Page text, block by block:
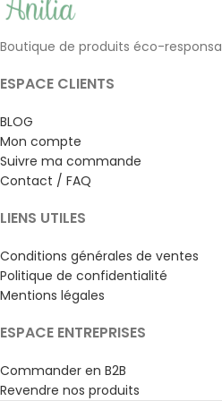
Boutique de produits éco-
ESPACE CLIENTS
BLOG
Mon compte
Suivre ma commande
Contact / FAQ
LIENS UTILES
Conditions générales de ventes
Politique de confidentialité
Mentions légales
ESPACE ENTREPRISES
Commander en B2B
Revendre nos produits